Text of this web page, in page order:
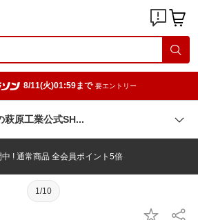
8/11(火)01:59まで 要エントリー
萩原工業公式SH
! 通常商品 全会員ポイント5倍
1/10